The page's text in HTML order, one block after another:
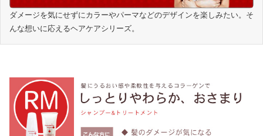
ダメージを気にせずにカラーやパーマなどのデザインを楽しみたい。そ
んな想いに応えるヘアケアシリーズ。